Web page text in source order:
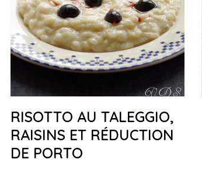
RISOTTO AU TALEGGIO,
RAISINS ET RÉDUCTION
DE PORTO